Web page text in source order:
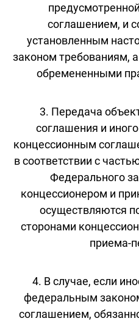
соглашением, и
установленным
законом требованиям,
обремененными
3. Передача
соглашения и
концессионным
в соответствии с
Федерального
концессионером и
осуществляются
сторонами
приема-
4. В случае, если
федеральным
соглашением,